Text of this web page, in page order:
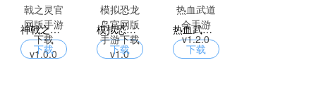
神戟之灵下载-神戟之灵官网版手游下载 v1.0.0
下载
模拟恐龙岛下载-模拟恐龙岛官网版手游下载 v1.0
下载
热血武道会下载-热血武道会手游 v1.2.0
下载